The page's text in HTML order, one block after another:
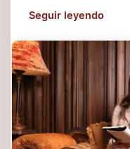
Seguir leyendo